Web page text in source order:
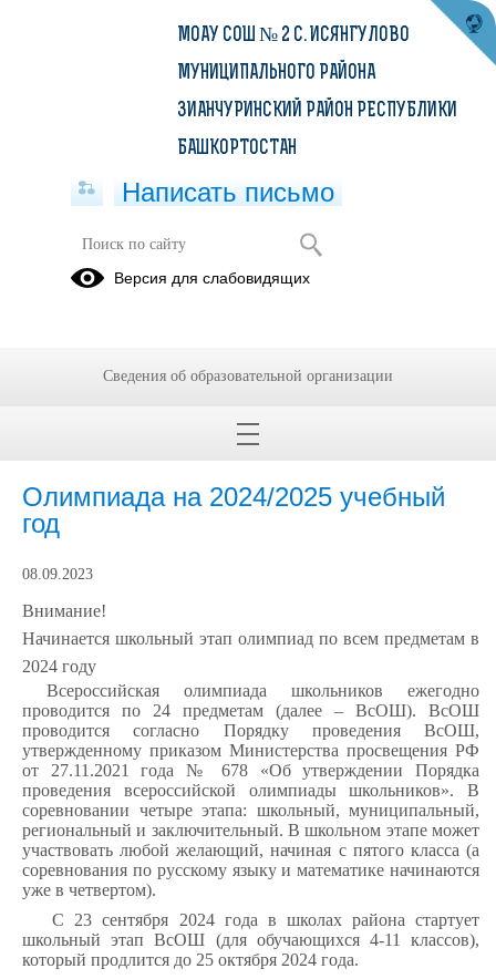
Всероссийская олимпиада
школьников
олимпиады школьников 2024/2025 учебного года
Олимпиада на 2024/2025 учебный
год
08.09.2023
Внимание!
Начинается школьный этап олимпиад по всем предметам в
2024 году
Всероссийская олимпиада школьников ежегодно
проводится по 24 предметам (далее – ВсОШ). ВсОШ
проводится согласно Порядку проведения ВсОШ,
утвержденному приказом Министерства просвещения РФ
от 27.11.2021 года № 678 «Об утверждении Порядка
проведения всероссийской олимпиады школьников». В
соревновании четыре этапа: школьный, муниципальный,
региональный и заключительный. В школьном этапе может
участвовать любой желающий, начиная с пятого класса (а
соревнования по русскому языку и математике начинаются
уже в четвертом).
С 23 сентября 2024 года в школах района стартует
школьный этап ВсОШ (для обучающихся 4-11 классов),
который продлится до 25 октября 2024 года.
МОАУ СОШ № 2 С. ИСЯНГУЛОВО
МУНИЦИПАЛЬНОГО РАЙОНА
ЗИАНЧУРИНСКИЙ РАЙОН РЕСПУБЛИКИ
БАШКОРТОСТАН
Написать письмо
Версия для слабовидящих
Сведения об образовательной организации